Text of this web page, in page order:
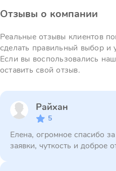
Отзывы о компании
Реальные отзывы клиентов
сделать правильный выбор
Если вы воспользовались
оставить свой отзыв.
Райхан
5
Елена, огромное спасибо
заявки, чуткость и доброе